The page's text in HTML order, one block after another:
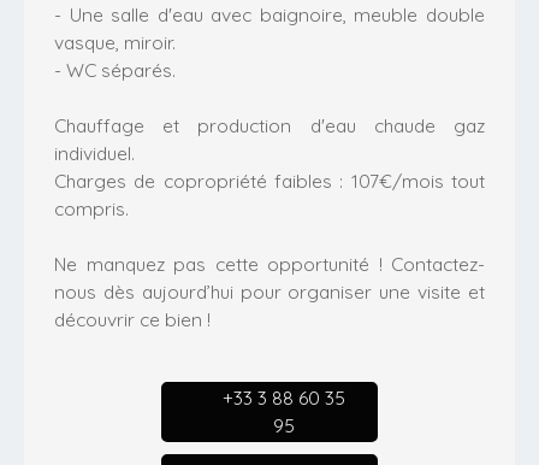
- Une salle d'eau avec baignoire, meuble double
vasque, miroir.
- WC séparés.
Chauffage et production d'eau chaude gaz
individuel.
Charges de copropriété faibles : 107€/mois tout
compris.
Ne manquez pas cette opportunité ! Contactez-
nous dès aujourd’hui pour organiser une visite et
découvrir ce bien !
+33 3 88 60 35
95